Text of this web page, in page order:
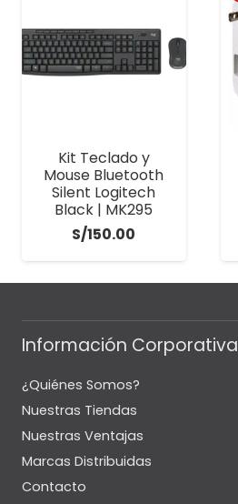
Kit Teclado y
Mouse Bluetooth
Silent Logitech
Black | MK295
S/150.00
Información Corporativa
¿Quiénes Somos?
Nuestras Tiendas
Nuestras Ventajas
Marcas Distribuidas
Contacto